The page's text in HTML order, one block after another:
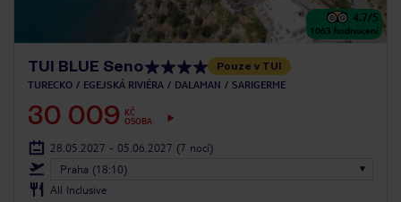
4.7/5
1063 hodnocení
TUI BLUE Seno Pouze v TUI
TURECKO EGEJSKÁ RIVIÉRA DALAMAN SARIGERME
30 009
KČ
OSOBA
28.05.2027 - 05.06.2027 (7 nocí)
Praha (18:10)
All Inclusive